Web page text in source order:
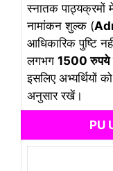
स्नातक पाठ्यक्रमों
नामांकन शुल्क (
आधिकारिक पुष्टि
लगभग 1500 रुपये
इसलिए अभ्यर्थियों
अनुसार रखें।
PU